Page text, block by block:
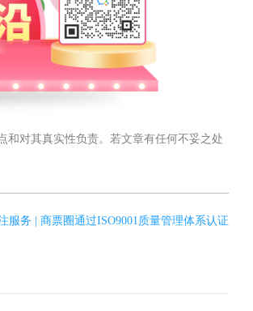
和对其真实性负责。若文章有任何不妥之处
服务 | 商票圈通过ISO9001质量管理体系认证